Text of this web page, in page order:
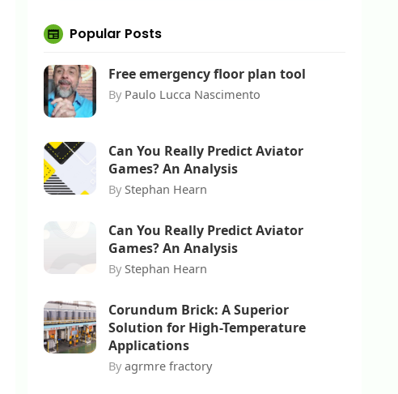
Popular Posts
Free emergency floor plan tool
By Paulo Lucca Nascimento
Can You Really Predict Aviator
Games? An Analysis
By Stephan Hearn
Can You Really Predict Aviator
Games? An Analysis
By Stephan Hearn
Corundum Brick: A Superior
Solution for High-Temperature
Applications
By agrmre fractory